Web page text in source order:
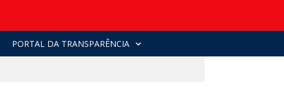
PORTAL DA TRANSPARÊNCIA